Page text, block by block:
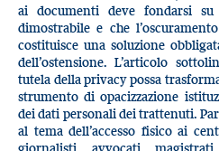
ai documenti deve fondarsi
dimostrabile e che
costituisce una soluzione
dell’ostensione. L’articolo
tutela della privacy possa
strumento di opacizzazione
dei dati personali dei trattenuti.
al tema dell’accesso fisico ai